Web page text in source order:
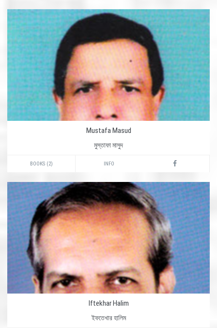
Mustafa Masud
মুস্তাফা মাসুদ
BOOKS (2) INFO
Iftekhar Halim
ইফতেখার হালিম